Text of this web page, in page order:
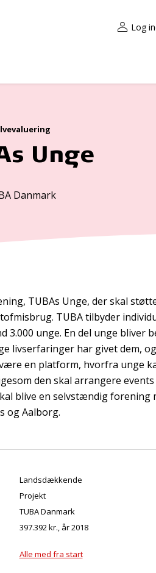
Log
Unge
Danmark
TUBAs Unge, der skal
TUBA tilbyder
unge. En del unge bliver
livserfaringer har givet dem,
en platform, hvorfra unge
den skal arrangere
blive en selvstændig forening
og Aalborg.
Landsdækkende
Projekt
TUBA Danmark
397.392 kr., år 2018
Alle med fra start